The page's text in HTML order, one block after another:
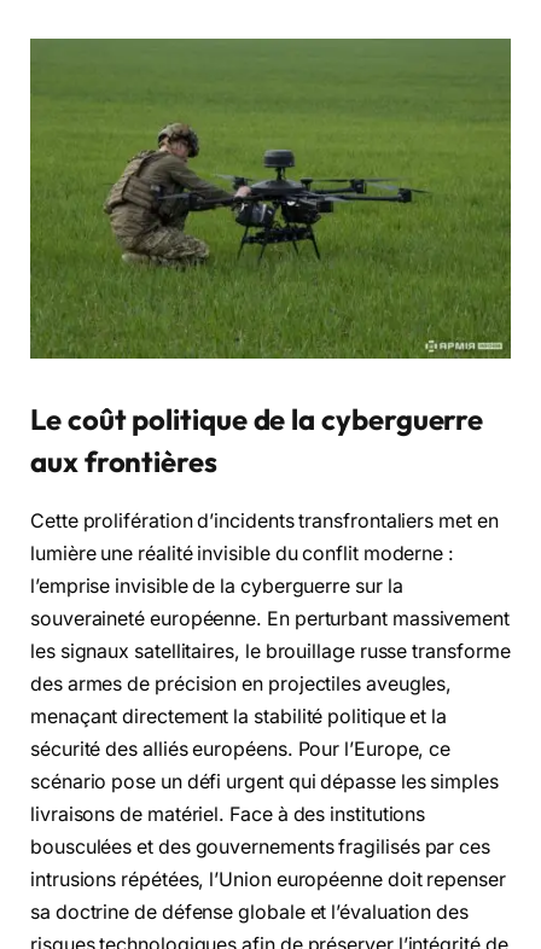
Le coût politique de la cyberguerre
aux frontières
Cette prolifération d’incidents transfrontaliers met en
lumière une réalité invisible du conflit moderne :
l’emprise invisible de la cyberguerre sur la
souveraineté européenne. En perturbant massivement
les signaux satellitaires, le brouillage russe transforme
des armes de précision en projectiles aveugles,
menaçant directement la stabilité politique et la
sécurité des alliés européens. Pour l’Europe, ce
scénario pose un défi urgent qui dépasse les simples
livraisons de matériel. Face à des institutions
bousculées et des gouvernements fragilisés par ces
intrusions répétées, l’Union européenne doit repenser
sa doctrine de défense globale et l’évaluation des
risques technologiques afin de préserver l’intégrité de